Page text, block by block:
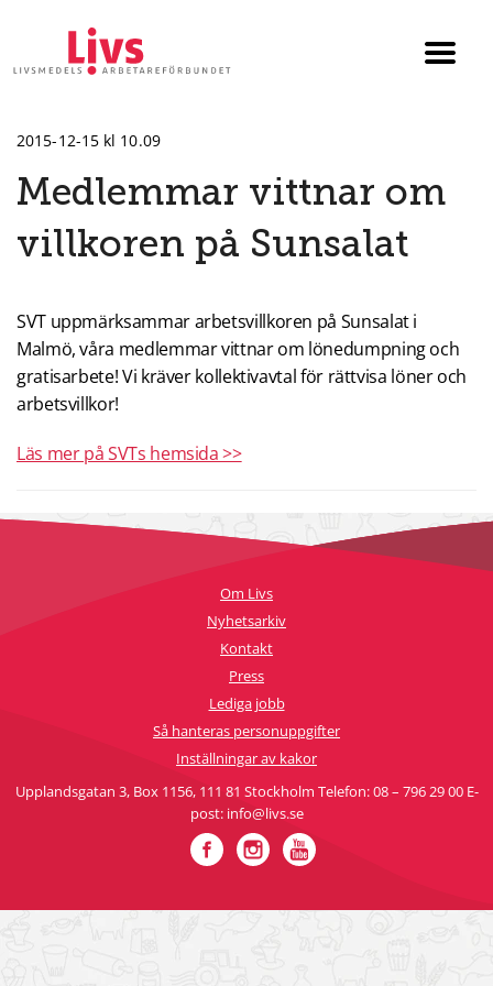
2015-12-15 kl 10.09
Medlemmar vittnar om
villkoren på Sunsalat
SVT uppmärksammar arbetsvillkoren på Sunsalat i
Malmö, våra medlemmar vittnar om lönedumpning och
gratisarbete! Vi kräver kollektivavtal för rättvisa löner och
arbetsvillkor!
Läs mer på SVTs hemsida >>
Om Livs
Nyhetsarkiv
Kontakt
Press
Lediga jobb
Så hanteras personuppgifter
Inställningar av kakor
Upplandsgatan 3, Box 1156, 111 81 Stockholm Telefon: 08 – 796 29 00 E-
post: info@livs.se
FacebookInstagram